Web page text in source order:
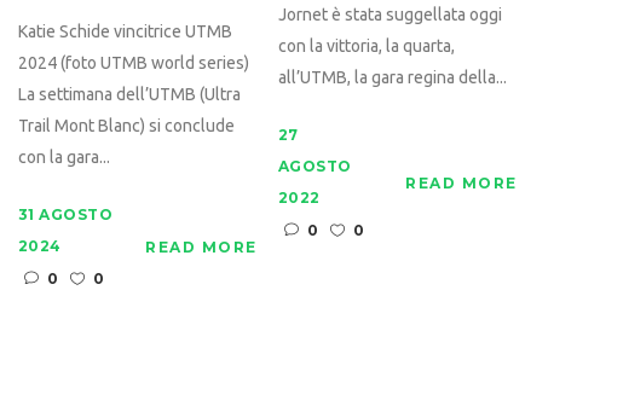
Katie Schide vincitrice UTMB
2024 (foto UTMB world series)
La settimana dell’UTMB (Ultra
Trail Mont Blanc) si conclude
con la gara...
31 AGOSTO
2024
0
0
READ MORE
Jornet è stata suggellata oggi
con la vittoria, la quarta,
all’UTMB, la gara regina della...
27
AGOSTO
2022
0
0
READ MORE